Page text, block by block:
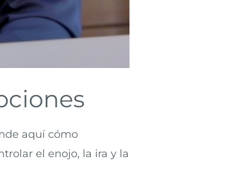
aquí cómo
el enojo, la ira y la